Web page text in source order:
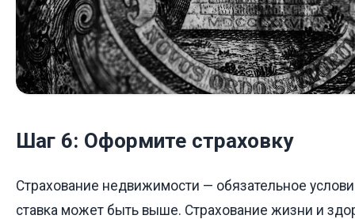
Шаг 6: Оформите страховку
Страхование недвижимости — обязательное
ставка может быть выше. Страхование жизни и